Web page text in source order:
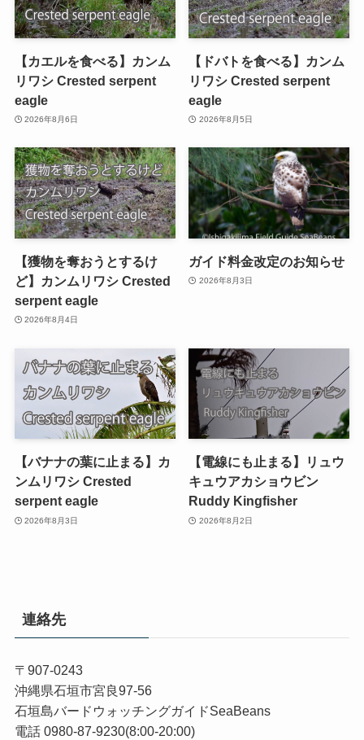
【カエルを食べる】カンム
リワシ Crested serpent
eagle
2026年8月6日
【ドバトを食べる】カンム
リワシ Crested serpent
eagle
2026年8月5日
【獲物を奪おうとするけ
ど】カンムリワシ Crested
serpent eagle
2026年8月4日
ガイド料金改定のお知らせ
2026年8月3日
【バナナの葉に止まる】カ
ンムリワシ Crested
serpent eagle
2026年8月3日
【電線にも止まる】リュウ
キュウアカショウビン
Ruddy Kingfisher
2026年8月2日
連絡先
〒907-0243
沖縄県石垣市宮良97-56
石垣島バードウォッチングガイドSeaBeans
電話 0980-87-9230(8:00-20:00)